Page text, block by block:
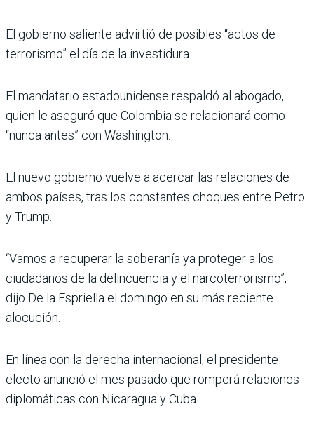
El gobierno saliente advirtió de posibles “actos de
terrorismo” el día de la investidura.
El mandatario estadounidense respaldó al abogado,
quien le aseguró que Colombia se relacionará como
“nunca antes” con Washington.
El nuevo gobierno vuelve a acercar las relaciones de
ambos países, tras los constantes choques entre Petro
y Trump.
“Vamos a recuperar la soberanía ya proteger a los
ciudadanos de la delincuencia y el narcoterrorismo”,
dijo De la Espriella el domingo en su más reciente
alocución.
En línea con la derecha internacional, el presidente
electo anunció el mes pasado que romperá relaciones
diplomáticas con Nicaragua y Cuba.